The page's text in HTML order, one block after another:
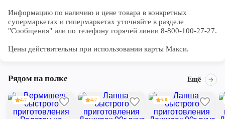
Информацию по наличию и цене товара в конкретных
супермаркетах и гипермаркетах уточняйте в разделе
"Сообщения" или по телефону горячей линии 8-800-100-27-27.
Цены действительны при использовании карты Макси.
Рядом на полке Ещё
4.7 4.7 5.0